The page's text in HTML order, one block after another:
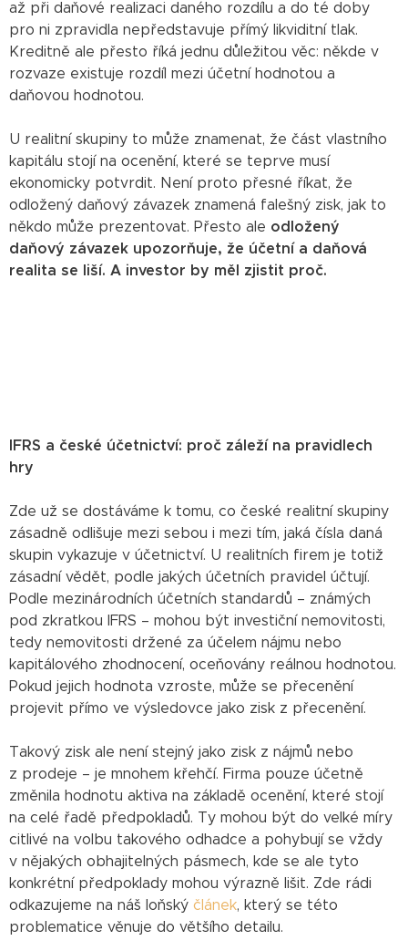
až při daňové realizaci daného rozdílu a do té doby
pro ni zpravidla nepředstavuje přímý likviditní tlak.
Kreditně ale přesto říká jednu důležitou věc: někde v
rozvaze existuje rozdíl mezi účetní hodnotou a
daňovou hodnotou.
U realitní skupiny to může znamenat, že část vlastního
kapitálu stojí na ocenění, které se teprve musí
ekonomicky potvrdit. Není proto přesné říkat, že
odložený daňový závazek znamená falešný zisk, jak to
někdo může prezentovat. Přesto ale odložený
daňový závazek upozorňuje, že účetní a daňová
realita se liší. A investor by měl zjistit proč.
IFRS a české účetnictví: proč záleží na pravidlech
hry
Zde už se dostáváme k tomu, co české realitní skupiny
zásadně odlišuje mezi sebou i mezi tím, jaká čísla daná
skupin vykazuje v účetnictví. U realitních firem je totiž
zásadní vědět, podle jakých účetních pravidel účtují.
Podle mezinárodních účetních standardů – známých
pod zkratkou IFRS – mohou být investiční nemovitosti,
tedy nemovitosti držené za účelem nájmu nebo
kapitálového zhodnocení, oceňovány reálnou hodnotou.
Pokud jejich hodnota vzroste, může se přecenění
projevit přímo ve výsledovce jako zisk z přecenění.
Takový zisk ale není stejný jako zisk z nájmů nebo
z prodeje – je mnohem křehčí. Firma pouze účetně
změnila hodnotu aktiva na základě ocenění, které stojí
na celé řadě předpokladů. Ty mohou být do velké míry
citlivé na volbu takového odhadce a pohybují se vždy
v nějakých obhajitelných pásmech, kde se ale tyto
konkrétní předpoklady mohou výrazně lišit. Zde rádi
odkazujeme na náš loňský článek, který se této
problematice věnuje do většího detailu.